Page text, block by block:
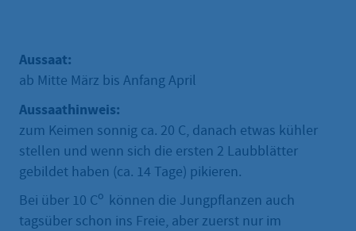
Aussaat:
ab Mitte März bis Anfang April
Aussaathinweis:
zum Keimen sonnig ca. 20 C, danach etwas kühler
stellen und wenn sich die ersten 2 Laubblätter
gebildet haben (ca. 14 Tage) pikieren.
Bei über 10 Co können die Jungpflanzen auch
tagsüber schon ins Freie, aber zuerst nur im